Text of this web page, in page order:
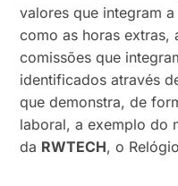
valores que integram
como as horas extras,
comissões que
identificados através
que demonstra, de
laboral, a exemplo do
da RWTECH, o